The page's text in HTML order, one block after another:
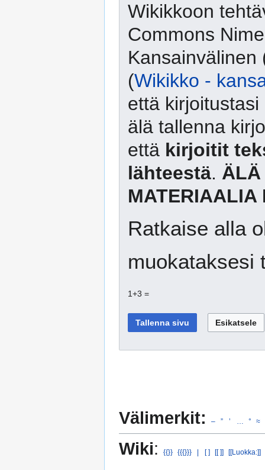
Wikikkoon
Commons
Kansainvälinen
(Wikikko -
että
älä tallenna
että kirjoitit
lähteestä. ÄLÄ
MATERIAALIA
Ratkaise alla
muokataksesi
1+3 =
Välimerkit: – ” ’ ° ≈
Wiki: {{}} {{{}}} | [ ] [[ ]] [[Luokka:]]